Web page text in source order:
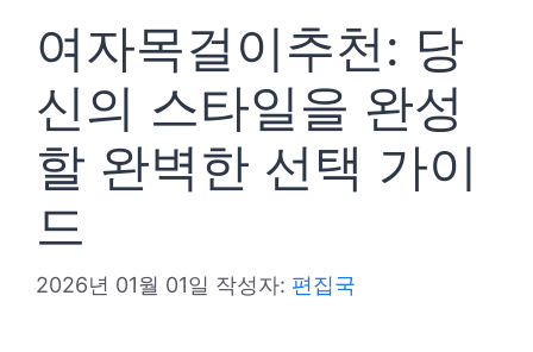
여자목걸이추천: 당
신의 스타일을 완성
할 완벽한 선택 가이
드
2026년 01월 01일 작성자: 편집국